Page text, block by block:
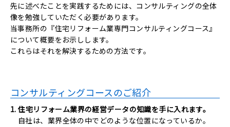
先に述べたことを実践するためには、コンサルティングの全体
像を勉強していただく必要があります。
当事務所の『住宅リフォーム業専門コンサルティングコース』
について概要をお示しします。
これらはそれを解決するための方法です。
コンサルティングコースのご紹介
1. 住宅リフォーム業界の経営データの知識を手に入れます。
自社は、業界全体の中でどのような位置になっているか。